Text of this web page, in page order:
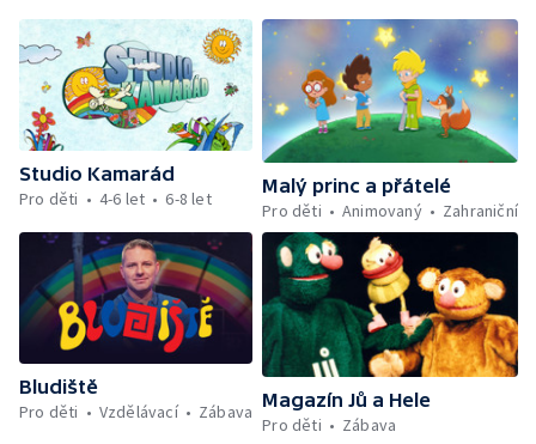
Studio Kamarád
Pro děti
4-6 let 6-8 let
Malý princ a přátelé
Pro děti
Animovaný Zahraniční
Bludiště
Pro děti
Vzdělávací Zábava
Magazín Jů a Hele
Pro děti
Zábava